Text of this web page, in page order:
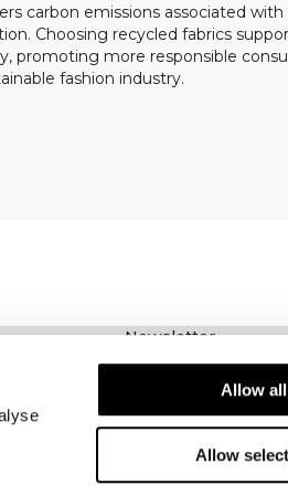
Allow all
Allow
carbon emissions associated with
Choosing recycled fabrics
promoting more responsible
fashion industry.
Newsletter
Abonnez-vous à
offres exclusives,
bien plus encore.